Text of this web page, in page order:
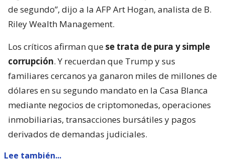
de segundo”, dijo a la AFP Art Hogan, analista de B.
Riley Wealth Management.
Los críticos afirman quese trata de pura y simple
corrupción. Y recuerdan que Trump y sus
familiares cercanos ya ganaron miles de millones de
dólares en su segundo mandato en la Casa Blanca
mediante negocios de criptomonedas, operaciones
inmobiliarias, transacciones bursátiles y pagos
derivados de demandas judiciales.
Lee también...